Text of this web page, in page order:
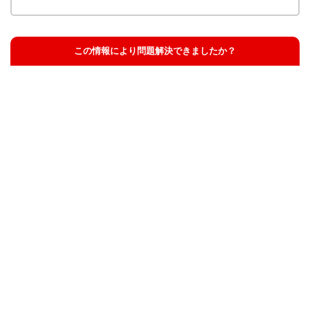
この情報により問題解決できましたか？